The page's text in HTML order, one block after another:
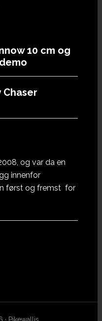
10 cm og
Chaser
og var da en
innenfor
først og fremst for
Pikewallis